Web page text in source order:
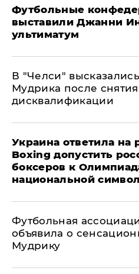
Футбольные
выставили Джанни
ультиматум
В "Челси"
Мудрика после снятия
дисквалификации
Украина ответила
Boxing допустить
боксеров к
национальной
Футбольная
объявила о
Мудрику